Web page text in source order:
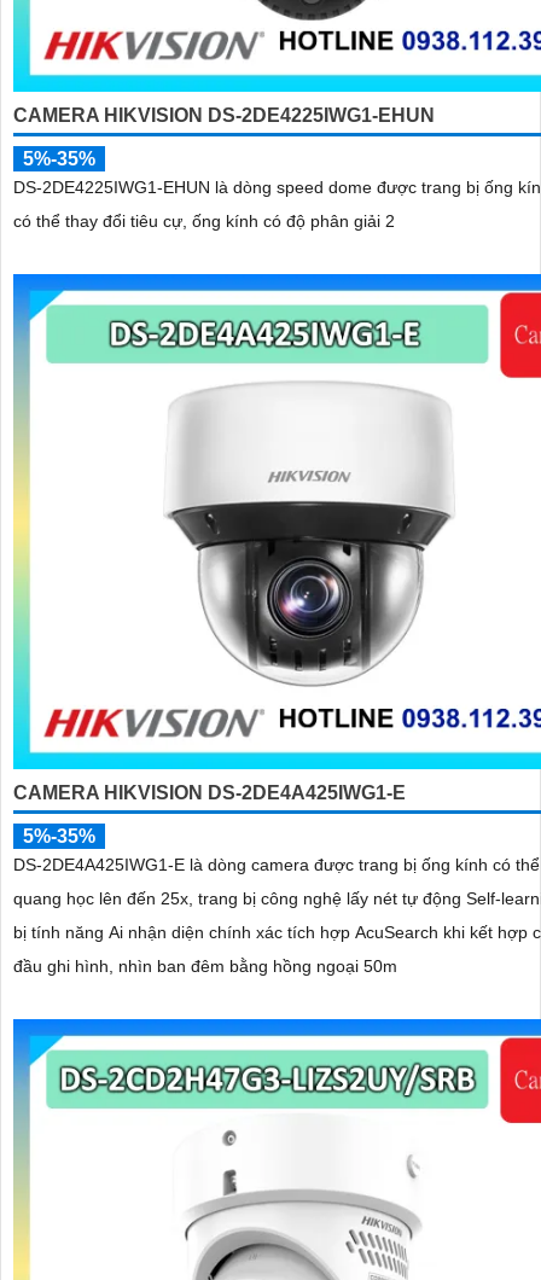
CAMERA HIKVISION DS-2DE4225IWG1-EHUN
5%-35%
DS-2DE4225IWG1-EHUN là dòng speed dome được trang bị ống
có thể thay đổi tiêu cự, ống kính có độ phân giải 2
CAMERA HIKVISION DS-2DE4A425IWG1-E
5%-35%
DS-2DE4A425IWG1-E là dòng camera được trang bị ống kính có
quang học lên đến 25x, trang bị công nghệ lấy nét tự động Self-
bị tính năng Ai nhận diện chính xác tích hợp AcuSearch khi kết hợp
đầu ghi hình, nhìn ban đêm bằng hồng ngoại 50m